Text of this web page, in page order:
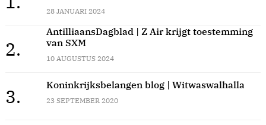
28 JANUARI 2024
2.
AntilliaansDagblad | Z Air krijgt toestemming
van SXM
10 AUGUSTUS 2024
3.
Koninkrijksbelangen blog | Witwaswalhalla
23 SEPTEMBER 2020